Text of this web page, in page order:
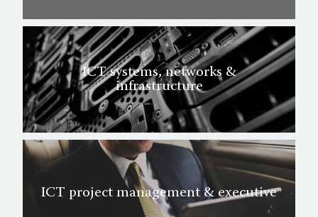
ICT systems, networks &
infrastructure
ICT project management & executive